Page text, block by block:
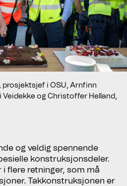
prosjektsjef i OSU, Arnfinn
og Christoffer Helland,
og veldig spennende
konstruksjonsdeler.
i flere retninger, som må
Takkonstruksjonen er